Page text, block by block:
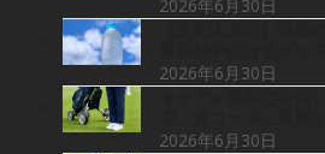
2026年6月30日
2026年6月30日
2026年6月30日